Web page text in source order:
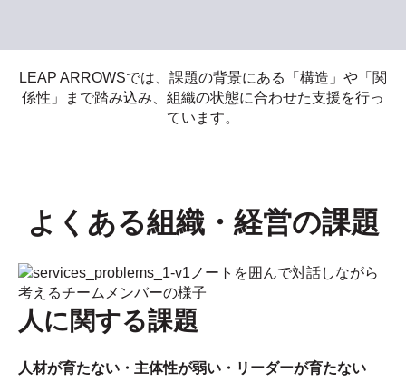
LEAP ARROWSでは、課題の背景にある「構造」や「関
係性」まで踏み込み、組織の状態に合わせた支援を行っ
ています。
よくある組織・経営の課題
人に関する課題
人材が育たない・ 主体性が弱い・リーダーが育たない